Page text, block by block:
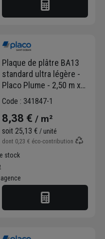
Plaque de plâtre BA13
standard ultra légère -
Placo Plume - 2,50 m x
1,20 m - ép. 13,0 mm
Code : 341847-1
8,38 € / m²
soit 25,13 € / unité
dont 0,23 € éco-contribution
stock